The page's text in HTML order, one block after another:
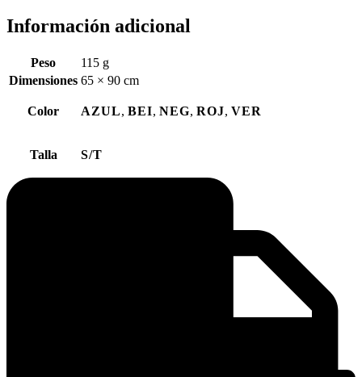
Información adicional
Peso
115 g
Dimensiones 65 × 90 cm
Color AZUL, BEI, NEG, ROJ, VER
Talla S/T